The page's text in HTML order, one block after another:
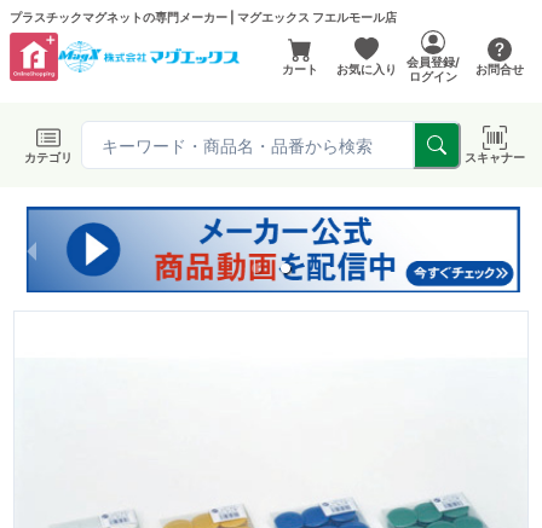
プラスチックマグネットの専門メーカー | マグエックス フエルモール店
カート お気に入り
会員登録/
ログイン
お問合せ
カテゴリ スキャナー